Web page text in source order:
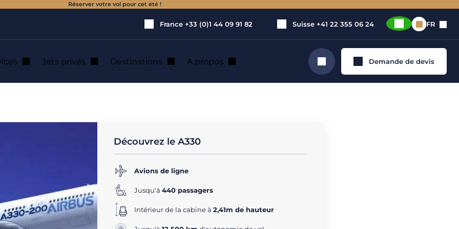
Réserver votre vol pour cet été !
France +33 (0)1 44 09 91 82 Suisse +41 22 355 06 24 FR
Jets privés Destinations A propos Rechercher Demande de devis
Découvrez le A330
Avions de ligne
Jusqu'à 440 passagers
Intérieur de la cabine à 2,41m de hauteur